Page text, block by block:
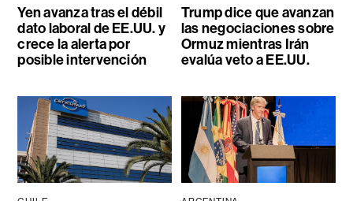
Yen avanza tras el débil
dato laboral de EE.UU. y
crece la alerta por
posible intervención
Trump dice que avanzan
las negociaciones sobre
Ormuz mientras Irán
evalúa veto a EE.UU.